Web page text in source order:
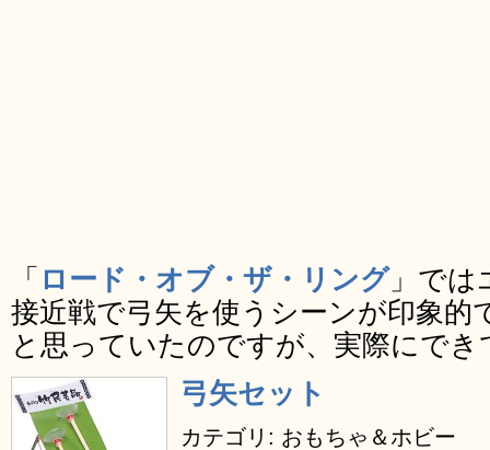
「 ロード・オブ・ザ・リング」では
接近戦で弓矢を使うシーンが印象的
と思っていたのですが、実際にで
弓矢セット
カテゴリ: おもちゃ＆ホビー